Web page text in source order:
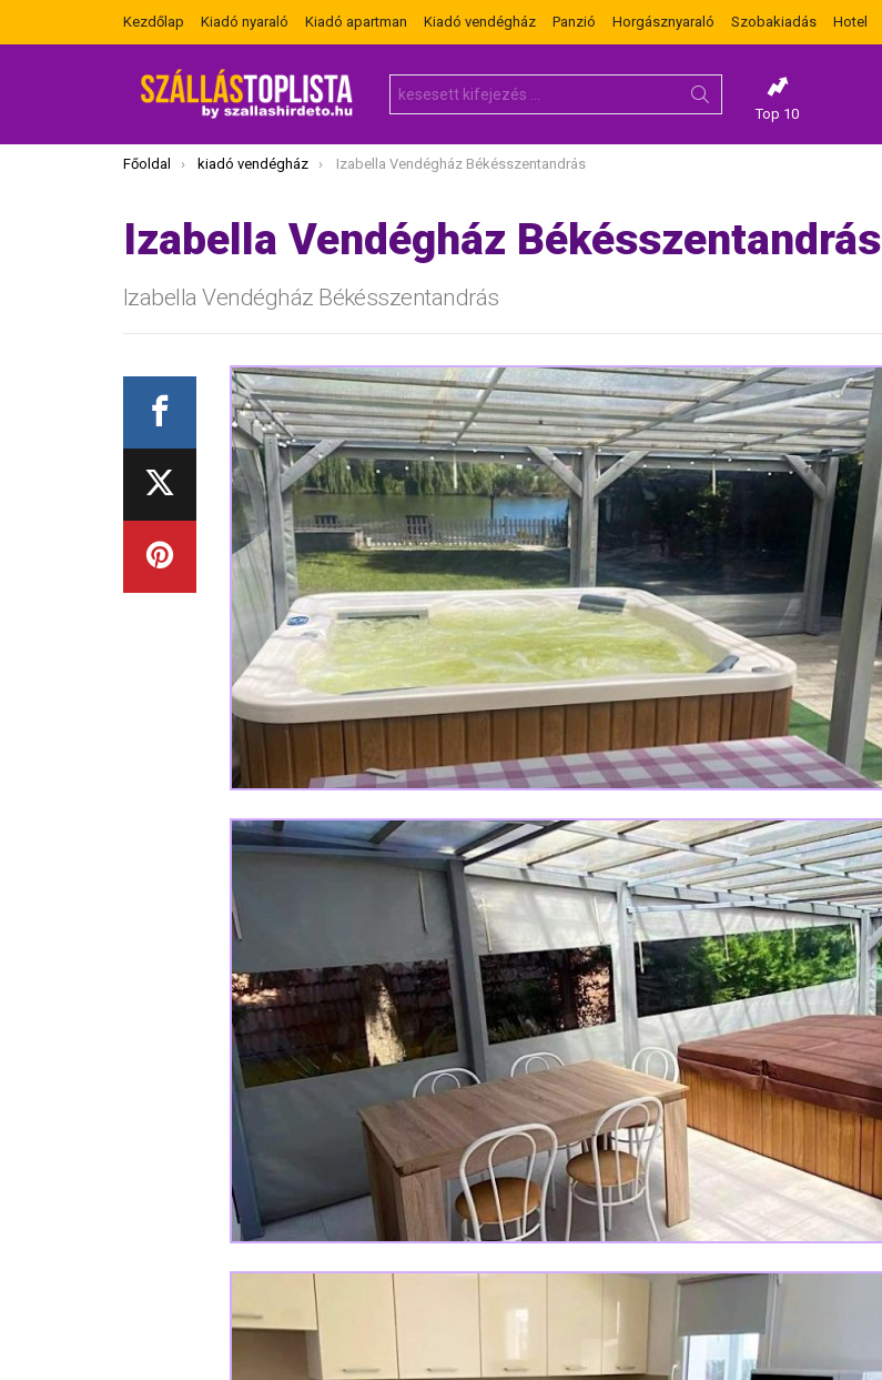
Kezdőlap Kiadó nyaraló Kiadó apartman Kiadó vendégház Panzió Horgásznyaraló Szobakiadás Hotel
for:
Top 10
Itt vagy most:
Főoldal kiadó vendégház Izabella Vendégház Békésszentandrás
Izabella Vendégház Békésszentandrás
Izabella Vendégház Békésszentandrás